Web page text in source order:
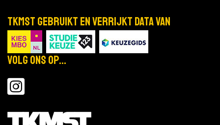
TKMST gebruikt en verrijkt data van
Volg ons op...